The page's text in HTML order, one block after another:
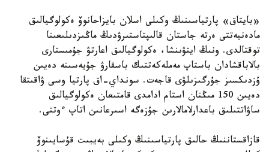
«بايتاق» پارتياسىنىڭ وكىلى اسلان بايزاحانوۆ ەكولوگيالىق
مادەنيەتتى ەرتە جاستان قالىپتاستىرۋدىڭ ماڭىزدىلىعىنا
توقتالدى. ونىڭ ايتۋىنشا، ەكولوگيالىق اعارتۋ جۇمىستارى
بالاباقشادان باستاپ مەملەكەتتىك باسقارۋ جۇيەسىنە دەيىن
ۇزدىكسىز جۇرگىزىلۋى قاجەت. سونداي-اق پارتيا وسى ۋاقىتقا
دەيىن 150 مىڭنان استام ادامدى قامتىعان ەكولوگيالىق
ساۋاتتىلىق باعدارلامالارىن جۇزەگە اسىرعانىن اتاپ ءوتتى.
قازاقستاننىڭ حالىق پارتياسىنىڭ وكىلى بەيبىت قۇسايىنوۆ